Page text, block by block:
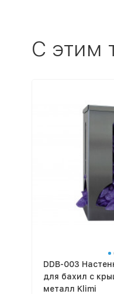
C этим
DDB-003
для бахил с
металл Klimi